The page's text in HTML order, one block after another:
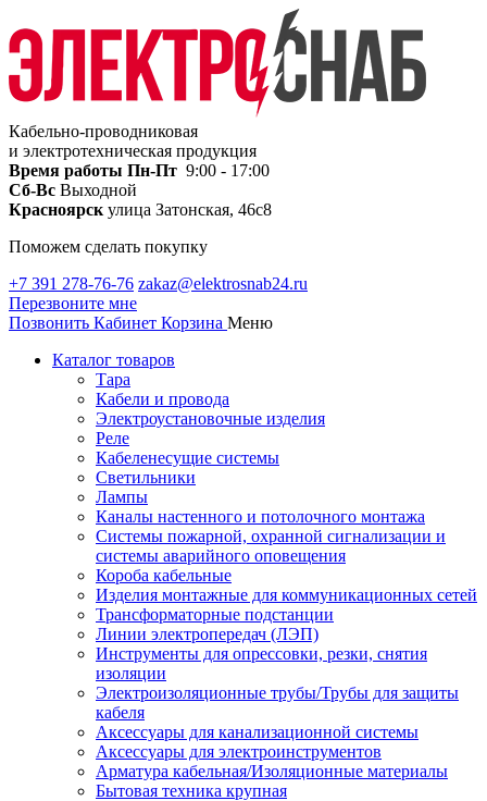
Кабельно-проводниковая
и электротехническая продукция
Время работы Пн-Пт 9:00 - 17:00
Сб-Вс Выходной
Красноярск улица Затонская, 46с8
Поможем сделать покупку
+7 391 278-76-76 zakaz@elektrosnab24.ru
Перезвоните мне
Позвонить Кабинет Корзина Меню
Каталог товаров
Тара
Кабели и провода
Электроустановочные изделия
Реле
Кабеленесущие системы
Светильники
Лампы
Каналы настенного и потолочного монтажа
Системы пожарной, охранной сигнализации и
системы аварийного оповещения
Короба кабельные
Изделия монтажные для коммуникационных сетей
Трансформаторные подстанции
Линии электропередач (ЛЭП)
Инструменты для опрессовки, резки, снятия
изоляции
Электроизоляционные трубы/Трубы для защиты
кабеля
Аксессуары для канализационной системы
Аксессуары для электроинструментов
Арматура кабельная/Изоляционные материалы
Бытовая техника крупная